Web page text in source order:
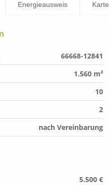
Energieausweis Karte
66668-12841
1.560 m²
10
2
nach Vereinbarung
5.500 €